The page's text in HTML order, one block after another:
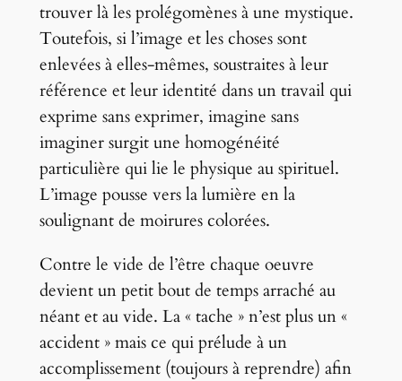
trouver là les prolégomènes à une mystique.
Toutefois, si l’image et les choses sont
enlevées à elles-mêmes, soustraites à leur
référence et leur identité dans un travail qui
exprime sans exprimer, imagine sans
imaginer surgit une homogénéité
particulière qui lie le physique au spirituel.
L’image pousse vers la lumière en la
soulignant de moirures colorées.
Contre le vide de l’être chaque oeuvre
devient un petit bout de temps arraché au
néant et au vide. La « tache » n’est plus un «
accident » mais ce qui prélude à un
accomplissement (toujours à reprendre) afin